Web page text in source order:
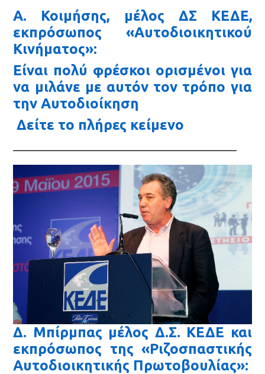
Α. Κοιμήσης, μέλος ΔΣ ΚΕΔΕ,
εκπρόσωπος «Αυτοδιοικητικού
Κινήματος»:
Είναι πολύ φρέσκοι ορισμένοι για
να μιλάνε με αυτόν τον τρόπο για
την Αυτοδιοίκηση
Δείτε το πλήρες κείμενο
Δ. Μπίρμπας μέλος Δ.Σ. ΚΕΔΕ και
εκπρόσωπος της «Ριζοσπαστικής
Αυτοδιοικητικής Πρωτοβουλίας»: